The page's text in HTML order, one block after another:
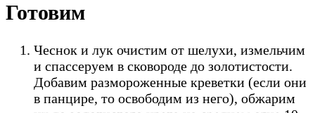
Готовим
Чеснок и лук очистим от шелухи, измельчим
и спассеруем в сковороде до золотистости.
Добавим размороженные креветки (если они
в панцире, то освободим из него), обжарим